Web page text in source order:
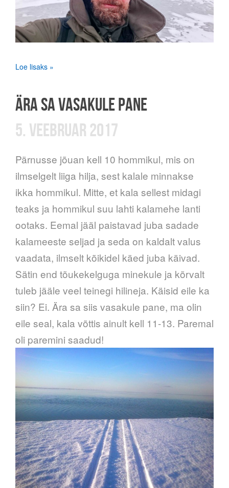
Loe lisaks »
ÄRA SA VASAKULE PANE
5. VEEBRUAR 2017
Pärnusse jõuan kell 10 hommikul, mis on
ilmselgelt liiga hilja, sest kalale minnakse
ikka hommikul. Mitte, et kala sellest midagi
teaks ja hommikul suu lahti kalamehe lanti
ootaks. Eemal jääl paistavad juba sadade
kalameeste seljad ja seda on kaldalt valus
vaadata, ilmselt kõikidel käed juba käivad.
Sätin end tõukekelguga minekule ja kõrvalt
tuleb jääle veel teinegi hilineja. Käisid eile ka
siin? Ei. Ära sa siis vasakule pane, ma olin
eile seal, kala võttis ainult kell 11-13. Paremal
oli paremini saadud!